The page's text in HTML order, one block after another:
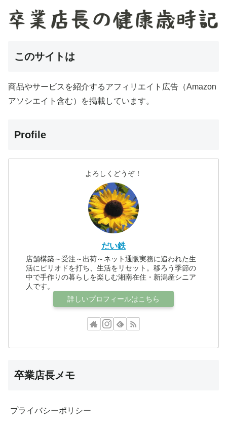
このサイトは
商品やサービスを紹介するアフィリエイト広告（Amazon
アソシエイト含む）を掲載しています。
Profile
よろしくどうぞ！
だい鉄
店舗構築～受注～出荷～ネット通販実務に追われた生
活にピリオドを打ち、生活をリセット。移ろう季節の
中で手作りの暮らしを楽しむ湘南在住・新潟産シニア
人です。
詳しいプロフィールはこちら
卒業店長メモ
プライバシーポリシー